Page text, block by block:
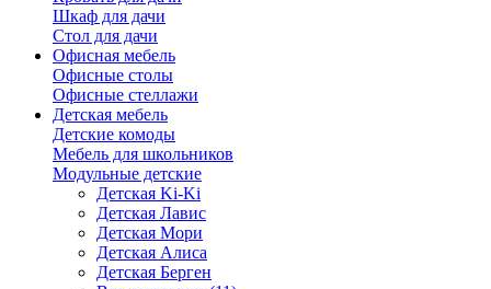
Шкаф для дачи
Стол для дачи
Офисная мебель
Офисные столы
Офисные стеллажи
Детская мебель
Детские комоды
Мебель для школьников
Модульные детские
Детская Ki-Ki
Детская Лавис
Детская Мори
Детская Алиса
Детская Берген